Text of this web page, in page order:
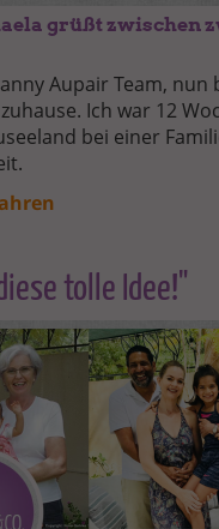
grüßt zwischen
Aupair Team, nun
Ich war 12
bei einer
tolle Idee!"